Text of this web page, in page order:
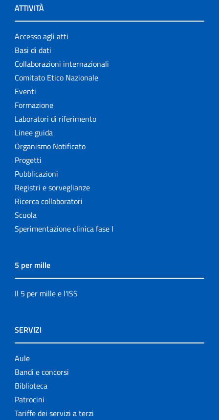
ATTIVITÀ
Accesso agli atti
Basi di dati
Collaborazioni internazionali
Comitato Etico Nazionale
Eventi
Formazione
Laboratori di riferimento
Linee guida
Organismo Notificato
Progetti
Pubblicazioni
Registri e sorveglianze
Ricerca collaboratori
Scuola
Sperimentazione clinica fase I
5 per mille
Il 5 per mille e l'ISS
SERVIZI
Aule
Bandi e concorsi
Biblioteca
Patrocini
Tariffe dei servizi a terzi